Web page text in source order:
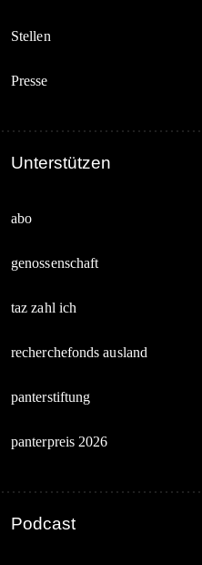
Stellen
Presse
Unterstützen
abo
genossenschaft
taz zahl ich
recherchefonds ausland
panterstiftung
panterpreis 2026
Podcast